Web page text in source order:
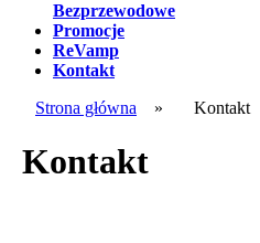
Bezprzewodowe
Promocje
ReVamp
Kontakt
Strona główna
» Kontakt
Kontakt